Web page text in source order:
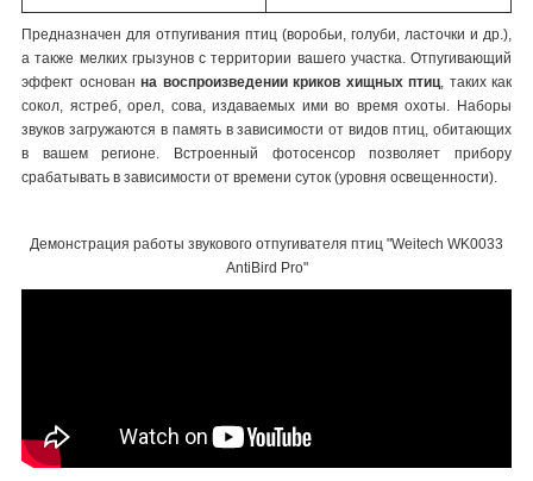
Предназначен для отпугивания птиц (воробьи, голуби, ласточки и др.),
а также мелких грызунов с территории вашего участка. Отпугивающий
эффект основан на воспроизведении криков хищных птиц , таких как
сокол, ястреб, орел, сова, издаваемых ими во время охоты. Наборы
звуков загружаются в память в зависимости от видов птиц, обитающих
в вашем регионе. Встроенный фотосенсор позволяет прибору
срабатывать в зависимости от времени суток (уровня освещенности).
Демонстрация работы звукового отпугивателя птиц "Weitech WK0033
AntiBird Pro"